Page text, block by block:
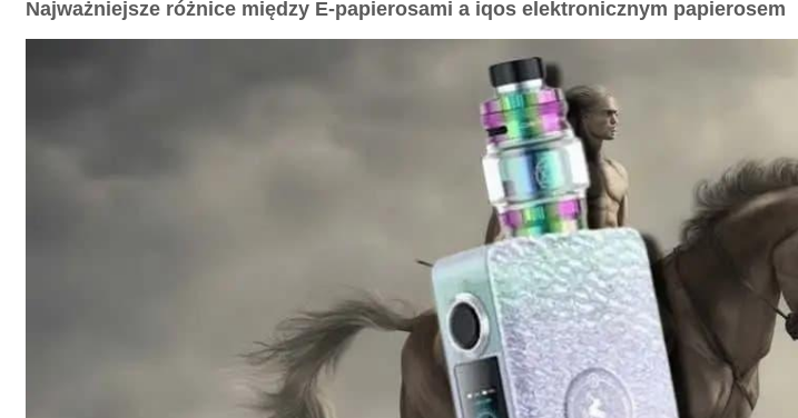
Najważniejsze różnice między E-papierosami a iqos elektronicznym papierosem